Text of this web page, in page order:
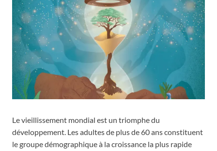
Le vieillissement mondial est un triomphe du
développement. Les adultes de plus de 60 ans constituent
le groupe démographique à la croissance la plus rapide